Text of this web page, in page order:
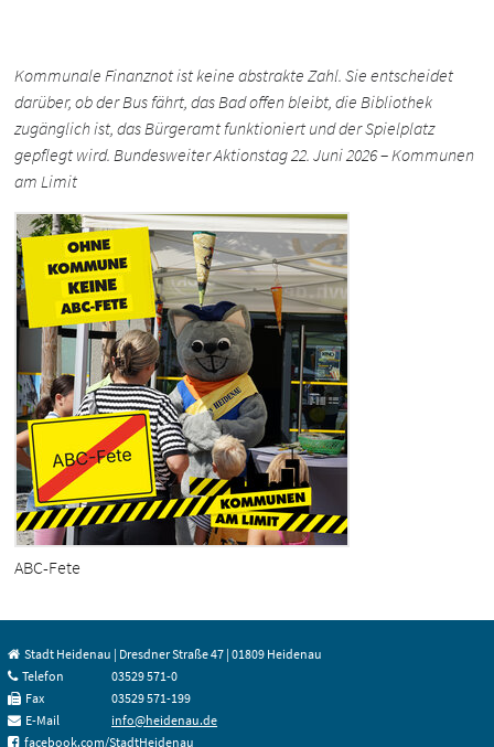
Kommunale Finanznot ist keine abstrakte Zahl. Sie entscheidet
darüber, ob der Bus fährt, das Bad offen bleibt, die Bibliothek
zugänglich ist, das Bürgeramt funktioniert und der Spielplatz
gepflegt wird. Bundesweiter Aktionstag 22. Juni 2026 – Kommunen
am Limit
ABC-Fete
Stadt Heidenau | Dresdner Straße 47 | 01809 Heidenau
Telefon
03529 571-0
Fax
03529 571-199
E-Mail
info@heidenau.de
facebook.com/StadtHeidenau